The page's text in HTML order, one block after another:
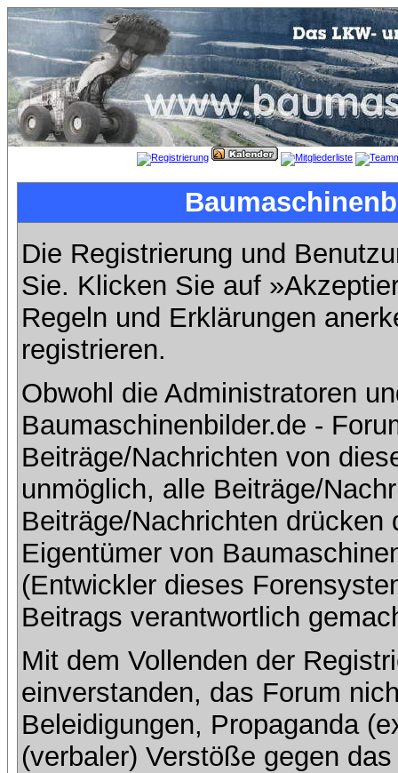
Die Registrierung und
Sie. Klicken Sie auf
Regeln und Erklärungen
registrieren.
Obwohl die Administratoren
Baumaschinenbilder.de -
Beiträge/Nachrichten von
unmöglich, alle Beiträge/
Beiträge/Nachrichten
Eigentümer von
(Entwickler dieses
Beitrags verantwortlich
Mit dem Vollenden der
einverstanden, das Forum
Beleidigungen, Propaganda
(verbaler) Verstöße gegen